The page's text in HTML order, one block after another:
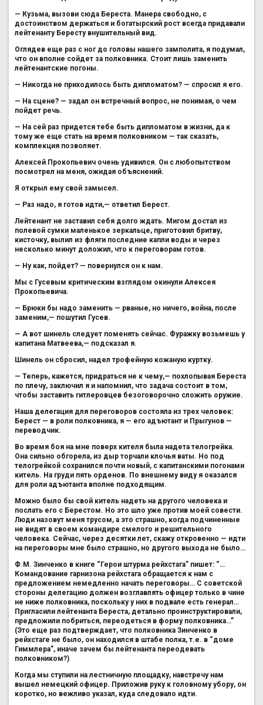
— Кузьма, вызови сюда Береста. Манера свободно, с
достоинством держаться и богатырский рост всегда придавали
лейтенанту Бересту внушительный вид.
Оглядев еще раз с ног до головы нашего замполита, я подумал,
что он вполне сойдет за полковника. Стоит лишь заменить
лейтенантские погоны.
— Никогда не приходилось быть дипломатом? — спросил я его.
— На сцене? — задал он встречный вопрос, не понимая, о чем
пойдет речь.
— На сей раз придется тебе быть дипломатом в жизни, да к
тому же еще стать на время полковником — так сказать,
комплекция позволяет.
Алексей Прокопьевич очень удивился. Он с любопытством
посмотрел на меня, ожидая объяснений.
Я открыл ему свой замысел.
— Раз надо, я готов идти,— ответил Берест.
Лейтенант не заставил себя долго ждать. Мигом достал из
полевой сумки маленькое зеркальце, приготовил бритву,
кисточку, вылил из фляги последние капли воды и через
несколько минут доложил, что к переговорам готов.
— Ну как, пойдет? — повернулся он к нам.
Мы с Гусевым критическим взглядом окинули Алексея
Прокопьевича.
— Брюки бы надо заменить — рваные, но ничего, война, после
заменим,— пошутил Гусев.
— А вот шинель следует поменять сейчас. Фуражку возьмешь у
капитана Матвеева,— подсказал я.
Шинель он сбросил, надел трофейную кожаную куртку.
— Теперь, кажется, придраться не к чему,— похлопывая Береста
по плечу, заключил я и напомнил, что задача состоит в том,
чтобы заставить гитлеровцев безоговорочно сложить оружие.
Наша делегация для переговоров состояла из трех человек:
Берест — в роли полковника, я — его адъютант и Прыгунов —
переводчик.
Во время боя на мне поверх кителя была надета телогрейка.
Она сильно обгорела, из дыр торчали клочья ваты. Но под
телогрейкой сохранился почти новый, с капитанскими погонами
китель. На груди пять орденов. По внешнему виду я оказался
для роли адъютанта вполне подходящим.
Можно было бы свой китель надеть на другого человека и
послать его с Берестом. Но это шло уже против моей совести.
Люди назовут меня трусом, а это страшно, когда подчиненные
не видят в своем командире смелого и решительного
человека. Сейчас, через десятки лет, скажу откровенно — идти
на переговоры мне было страшно, но другого выхода не было…
Ф.М. Зинченко в книге “Герои штурма рейхстага” пишет: “…
Командование гарнизона рейхстага обращается к нам с
предложением немедленно начать переговоры… С советской
стороны делегацию должен возглавлять офицер только в чине
не ниже полковника, поскольку у них в подвале есть генерал…
Пригласили лейтенанта Береста, детально проинструктировали,
предложили побриться, переодеться в форму полковника…”
(Это еще раз подтверждает, что полковника Зинченко в
рейхстаге не было, он находился в штабе полка, т.е. в “доме
Гиммлера”, иначе зачем бы лейтенанта переодевать
полковником?)
Когда мы ступили на лестничную площадку, навстречу нам
вышел немецкий офицер. Приложив руку к головному убору, он
коротко, но вежливо указал, куда следовало идти.